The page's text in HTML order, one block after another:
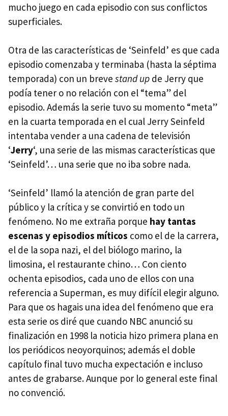
mucho juego en cada episodio con sus conflictos
superficiales.
Otra de las características de ‘Seinfeld’ es que cada
episodio comenzaba y terminaba (hasta la séptima
temporada) con un breve stand up de Jerry que
podía tener o no relación con el “tema” del
episodio. Además la serie tuvo su momento “meta”
en la cuarta temporada en el cual Jerry Seinfeld
intentaba vender a una cadena de televisión
‘Jerry‘, una serie de las mismas características que
‘Seinfeld’… una serie que no iba sobre nada.
‘Seinfeld’ llamó la atención de gran parte del
público y la crítica y se convirtió en todo un
fenómeno. No me extraña porque hay tantas
escenas y episodios míticos como el de la carrera,
el de la sopa nazi, el del biólogo marino, la
limosina, el restaurante chino… Con ciento
ochenta episodios, cada uno de ellos con una
referencia a Superman, es muy difícil elegir alguno.
Para que os hagais una idea del fenómeno que era
esta serie os diré que cuando NBC anunció su
finalización en 1998 la noticia hizo primera plana en
los periódicos neoyorquinos; además el doble
capítulo final tuvo mucha expectación e incluso
antes de grabarse. Aunque por lo general este final
no convenció.